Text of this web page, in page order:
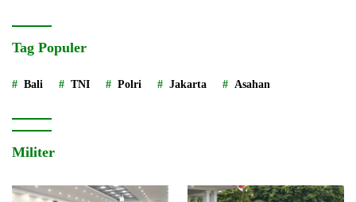
Tag Populer
Bali TNI Polri Jakarta Asahan
Militer